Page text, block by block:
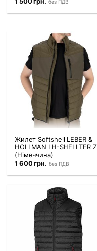
без ПДВ
Жилет Softshell LEBER &
HOLLMAN LH-SHELLTER Z
(Німеччина)
1 600грн. без ПДВ